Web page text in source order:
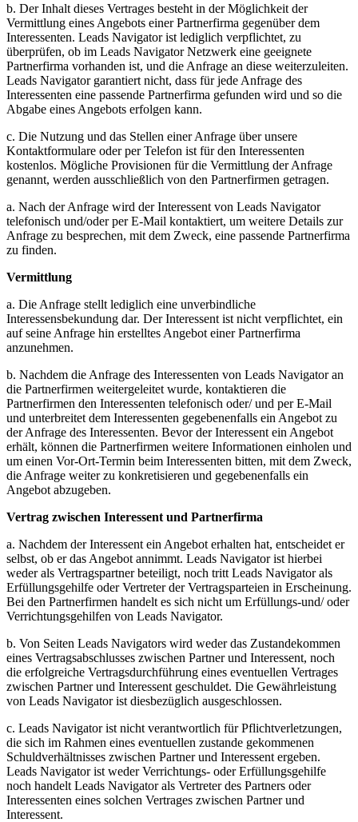
b. Der Inhalt dieses Vertrages besteht in der Möglichkeit der
Vermittlung eines Angebots einer Partnerfirma gegenüber dem
Interessenten. Leads Navigator ist lediglich verpflichtet, zu
überprüfen, ob im Leads Navigator Netzwerk eine geeignete
Partnerfirma vorhanden ist, und die Anfrage an diese weiterzuleiten.
Leads Navigator garantiert nicht, dass für jede Anfrage des
Interessenten eine passende Partnerfirma gefunden wird und so die
Abgabe eines Angebots erfolgen kann.
c. Die Nutzung und das Stellen einer Anfrage über unsere
Kontaktformulare oder per Telefon ist für den Interessenten
kostenlos. Mögliche Provisionen für die Vermittlung der Anfrage
genannt, werden ausschließlich von den Partnerfirmen getragen.
a. Nach der Anfrage wird der Interessent von Leads Navigator
telefonisch und/oder per E-Mail kontaktiert, um weitere Details zur
Anfrage zu besprechen, mit dem Zweck, eine passende Partnerfirma
zu finden.
Vermittlung
a. Die Anfrage stellt lediglich eine unverbindliche
Interessensbekundung dar. Der Interessent ist nicht verpflichtet, ein
auf seine Anfrage hin erstelltes Angebot einer Partnerfirma
anzunehmen.
b. Nachdem die Anfrage des Interessenten von Leads Navigator an
die Partnerfirmen weitergeleitet wurde, kontaktieren die
Partnerfirmen den Interessenten telefonisch oder/ und per E-Mail
und unterbreitet dem Interessenten gegebenenfalls ein Angebot zu
der Anfrage des Interessenten. Bevor der Interessent ein Angebot
erhält, können die Partnerfirmen weitere Informationen einholen und
um einen Vor-Ort-Termin beim Interessenten bitten, mit dem Zweck,
die Anfrage weiter zu konkretisieren und gegebenenfalls ein
Angebot abzugeben.
Vertrag zwischen Interessent und Partnerfirma
a. Nachdem der Interessent ein Angebot erhalten hat, entscheidet er
selbst, ob er das Angebot annimmt. Leads Navigator ist hierbei
weder als Vertragspartner beteiligt, noch tritt Leads Navigator als
Erfüllungsgehilfe oder Vertreter der Vertragsparteien in Erscheinung.
Bei den Partnerfirmen handelt es sich nicht um Erfüllungs-und/ oder
Verrichtungsgehilfen von Leads Navigator.
b. Von Seiten Leads Navigators wird weder das Zustandekommen
eines Vertragsabschlusses zwischen Partner und Interessent, noch
die erfolgreiche Vertragsdurchführung eines eventuellen Vertrages
zwischen Partner und Interessent geschuldet. Die Gewährleistung
von Leads Navigator ist diesbezüglich ausgeschlossen.
c. Leads Navigator ist nicht verantwortlich für Pflichtverletzungen,
die sich im Rahmen eines eventuellen zustande gekommenen
Schuldverhältnisses zwischen Partner und Interessent ergeben.
Leads Navigator ist weder Verrichtungs- oder Erfüllungsgehilfe
noch handelt Leads Navigator als Vertreter des Partners oder
Interessenten eines solchen Vertrages zwischen Partner und
Interessent.